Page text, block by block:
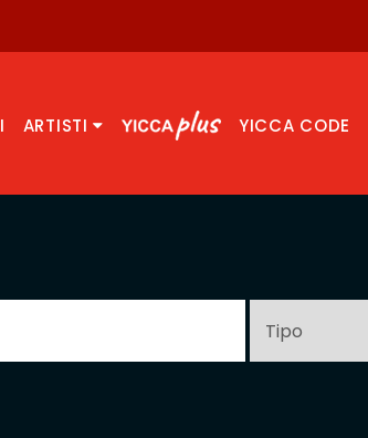
ARTISTI YICCA CODE